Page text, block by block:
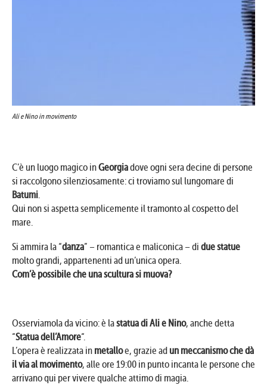
Ali e Nino in movimento
C’è un luogo magico inGeorgiadove ogni sera decine di persone
si raccolgono silenziosamente: ci troviamo sul lungomare di
Batumi.
Qui non si aspetta semplicemente il tramonto al cospetto del
mare.
Si ammira la “danza” – romantica e maliconica – di due statue
molto grandi, appartenenti ad un’unica opera.
Com’è possibile che una scultura si muova?
Osserviamola da vicino: è lastatua di Ali e Nino, anche detta
“Statua dell’Amore“.
L’opera è realizzata in metalloe, grazie ad un meccanismo che dà
il via al movimento, alle ore 19:00 in punto incanta le persone che
arrivano qui per vivere qualche attimo di magia.